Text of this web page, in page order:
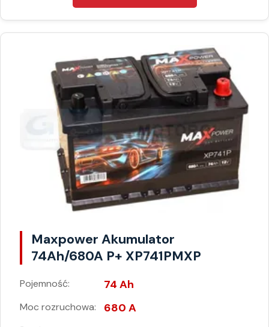
Maxpower Akumulator
74Ah/680A P+ XP741PMXP
Pojemność: 74 Ah
Moc rozruchowa: 680 A